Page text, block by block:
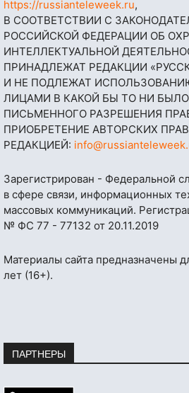
https://russianteleweek.ru,
В СООТВЕТСТВИИ С
РОССИЙСКОЙ ФЕДЕРАЦИИ ОБ
ИНТЕЛЛЕКТУАЛЬНОЙ
ПРИНАДЛЕЖАТ РЕДАКЦИИ
И НЕ ПОДЛЕЖАТ
ЛИЦАМИ В КАКОЙ БЫ ТО НИ
ПИСЬМЕННОГО РАЗРЕШЕНИЯ
ПРИОБРЕТЕНИЕ АВТОРСКИХ
РЕДАКЦИЕЙ:
Зарегистрирован - Федеральной
в сфере связи, информационных
массовых коммуникаций.
№ ФС 77 - 77132 от 20.11.2019
Материалы сайта предназначены
лет (16+).
ПАРТНЕРЫ